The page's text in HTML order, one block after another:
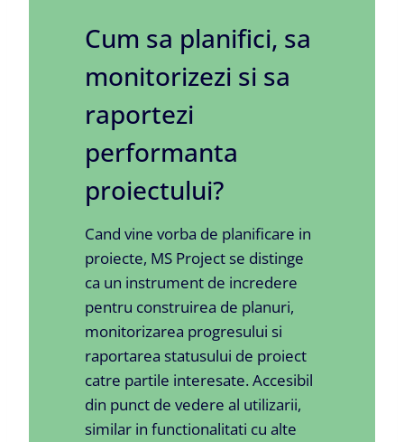
Cum sa planifici, sa
monitorizezi si sa
raportezi
performanta
proiectului?
Cand vine vorba de planificare in
proiecte, MS Project se distinge
ca un instrument de incredere
pentru construirea de planuri,
monitorizarea progresului si
raportarea statusului de proiect
catre partile interesate. Accesibil
din punct de vedere al utilizarii,
similar in functionalitati cu alte